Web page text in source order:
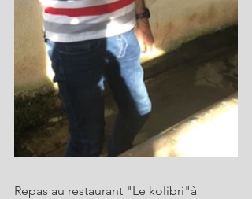
Repas au restaurant "Le kolibri"à